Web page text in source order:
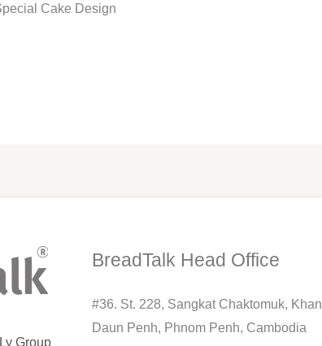
Cake Design
Group
BreadTalk Head Office
#36. St. 228, Sangkat Chaktomuk, Khan
Daun Penh, Phnom Penh, Cambodia